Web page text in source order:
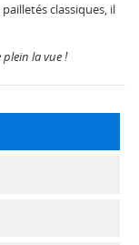
classiques, il
plein la vue !